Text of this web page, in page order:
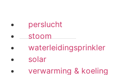
perslucht
stoom
waterleidingsprinkler
solar
verwarming & koeling